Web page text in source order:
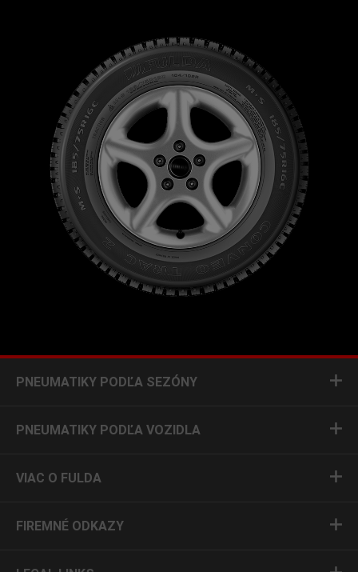
PNEUMATIKY PODĽA SEZÓNY
PNEUMATIKY PODĽA VOZIDLA
VIAC O FULDA
FIREMNÉ ODKAZY